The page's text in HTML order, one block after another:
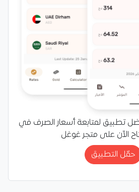
تطبيق لمتابعة أسعار الصرف في
الآن على متجر غوغل
حمّل التطبيق